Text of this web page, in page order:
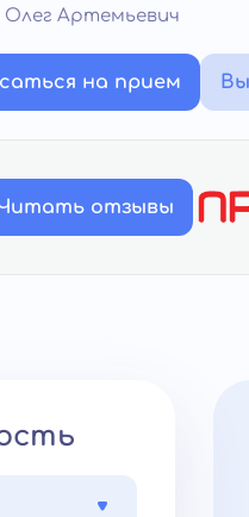
Олег Артемьевич
на прием
отзывы